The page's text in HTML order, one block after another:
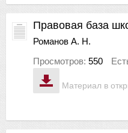
Материал в
Правовая база
Романов А. Н.
Просмотров: 550